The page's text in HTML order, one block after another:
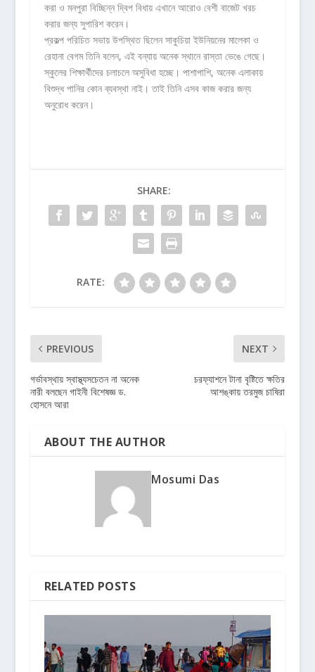
করা ও মনপুরা বিচ্ছিন্ন দ্বিপ বিধায় এখানে আরোও বেশী বাজেট খরচ
করার জন্য সুপারিশ করেন।
প্রকল্প পরিচিত সভায় উপস্থিত ছিলেন সাকুচিয়া ইউনিয়নের মালেকা ও
রেহানা বেগম তিনি বলেন, এই বন্যায় অনেক স্থানে রাস্তা ভেঙে গেছে।
স্কুলের শিক্ষার্থীদের চলাচলে অসুবিধা হচ্ছে। পাশাপাশি, অনেক এলাকায়
বিশুদ্ধ পানির কোন ব্যবস্থা নাই। তাই তিনি এসব কাজ করার জন্য
অনুরোধ করেন।
SHARE:
RATE:
PREVIOUS
গর্ভাবস্থায় স্বাস্থ্যসচেতন না অনেক
নারী বলছেন গাইনী বিশেষজ্ঞ ড.
হোসনে আরা
NEXT
চরফ্যাশনে টানা বৃষ্টিতে ক্ষতির
আশঙ্কায় তরমুজ চাষিরা
ABOUT THE AUTHOR
Mosumi Das
RELATED POSTS